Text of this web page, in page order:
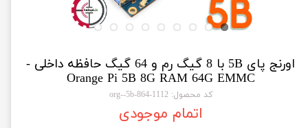
اورنج پای 5B با 8 گیگ رم و 64 گیگ حافظه داخلی -
Orange Pi 5B 8G RAM 64G EMMC
کد محصول: 1112-org--5b-864
اتمام موجودی